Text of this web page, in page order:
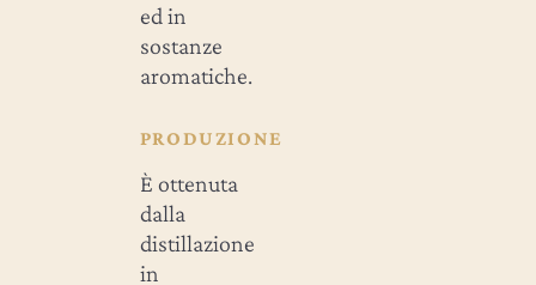
ed in
sostanze
aromatiche.
PRODUZIONE
È ottenuta
dalla
distillazione
in